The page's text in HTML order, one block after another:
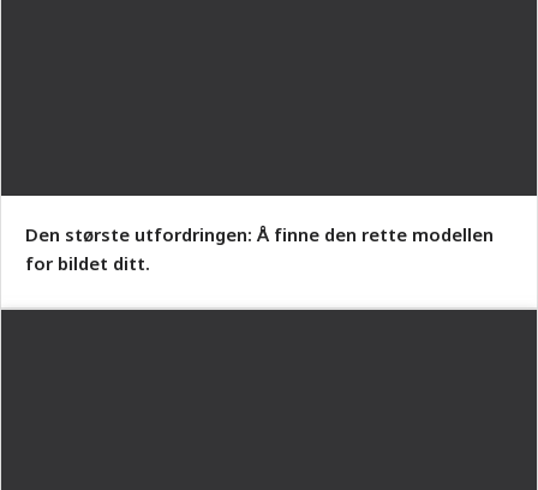
Den største utfordringen: Å finne den rette modellen
for bildet ditt.